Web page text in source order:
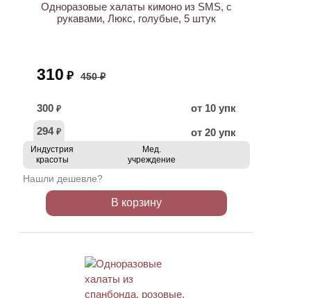
Одноразовые халаты кимоно из SMS, с
рукавами, Люкс, голубые, 5 штук
310 ₽ 450 ₽
300 ₽
от 10 упк
294 ₽ от 20 упк
Индустрия
красоты
Мед.
учреждение
Нашли дешевле?
В корзину